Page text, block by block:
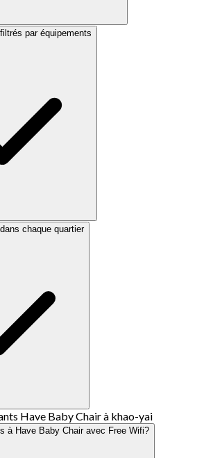
par équipements
chaque quartier
Have Baby Chair à khao-yai
à Have Baby Chair avec Free Wifi?